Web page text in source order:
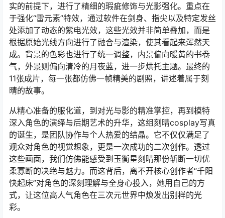
实的前提下，进行了精细的瑕疵修饰与光影强化。重点在
于强化“雷元素”特效，通过软件在剑身、指尖以及特定发丝
处添加了动态的紫电光效，这些光效并非简单叠加，而是
根据原始光线方向进行了融合与渲染，使其看起来浑然天
成。背景的色彩也进行了统一调整，内景偏向暖黄的书卷
气，外景则偏向清冷的月夜蓝，进一步烘托主题。最终的
11张成片，每一张都仿佛一帧精美的剧照，讲述着属于刻
晴的故事。
从精心准备的服化道，到对光与影的精准掌控，再到模特
深入角色的演绎与后期艺术的升华，这组刻晴cosplay写真
的诞生，是团队协作与个人热爱的结晶。它不仅仅满足了
观众对角色的视觉想象，更是一次成功的二次创作。透过
这些画面，我们仿佛能感受到玉衡星刻晴那份斩断一切优
柔寡断的决绝与魅力。而这背后，离不开核心创作者“千阳
快起床”对角色的深刻理解与全身心投入，她用自己的方
式，让这位高人气角色在三次元世界中焕发出别样的光
彩。